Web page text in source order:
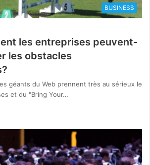
BUSINESS
les entreprises peuvent-
les obstacles
géants du Web prennent très au sérieux le
et du "Bring Your…